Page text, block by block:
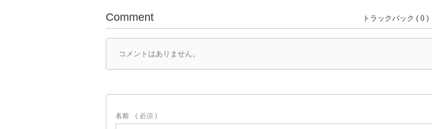
Comment トラックバック ( 0 )
コメントはありません。
名前 ( 必須 )